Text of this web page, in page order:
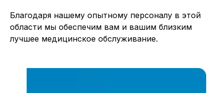
Благодаря нашему опытному персоналу в этой
области мы обеспечим вам и вашим близким
лучшее медицинское обслуживание.